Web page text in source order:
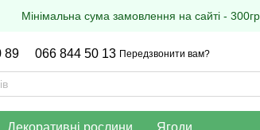
Мінімальна сума замовлення на сайті -
89 066 844 50 13 Передзвонити вам?
Декоративні рослини Ягоди